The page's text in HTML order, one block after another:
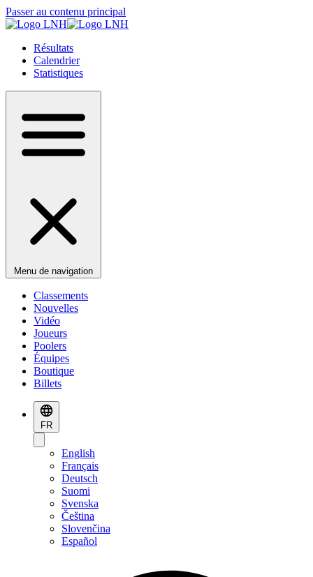
Passer au contenu principal
Résultats
Calendrier
Statistiques
Menu de navigation
Classements
Nouvelles
Vidéo
Joueurs
Poolers
Équipes
Boutique
Billets
FR
English
Français
Deutsch
Suomi
Svenska
Čeština
Slovenčina
Español